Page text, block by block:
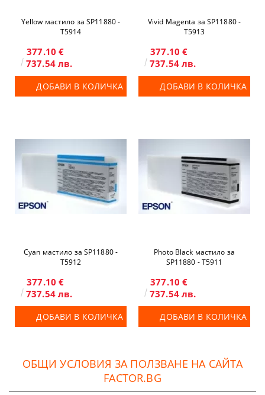
Yellow мастило за SP11880 -
T5914
377.10 €
737.54 лв.
ДОБАВИ В КОЛИЧКА
Vivid Magenta за SP11880 -
T5913
377.10 €
737.54 лв.
ДОБАВИ В КОЛИЧКА
Cyan мастило за SP11880 -
T5912
377.10 €
737.54 лв.
ДОБАВИ В КОЛИЧКА
Photo Black мастило за
SP11880 - T5911
377.10 €
737.54 лв.
ДОБАВИ В КОЛИЧКА
ОБЩИ УСЛОВИЯ ЗА ПОЛЗВАНЕ НА САЙТА
FACTOR.BG